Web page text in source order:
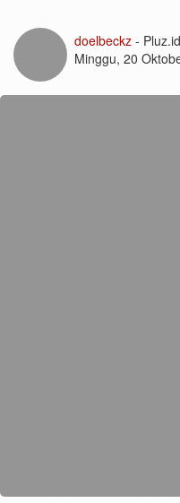
doelbeckz - Pluz.id
Minggu, 20